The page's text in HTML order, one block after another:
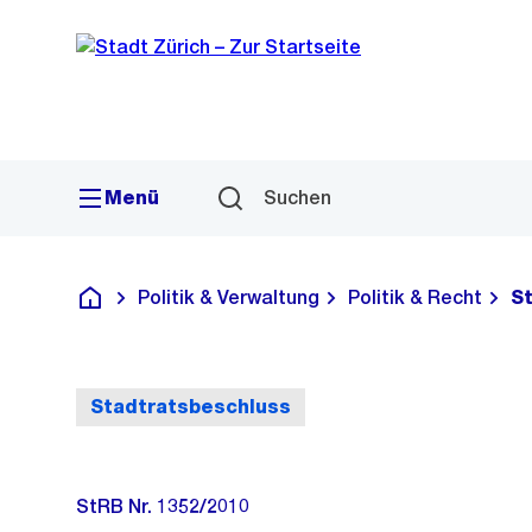
Navigation
Sprunglink
Menü Suchen
Deutsch
Politik & Verwaltung Politik & Recht
Stadtratsbeschluss
StRB Nr. 1352/2010